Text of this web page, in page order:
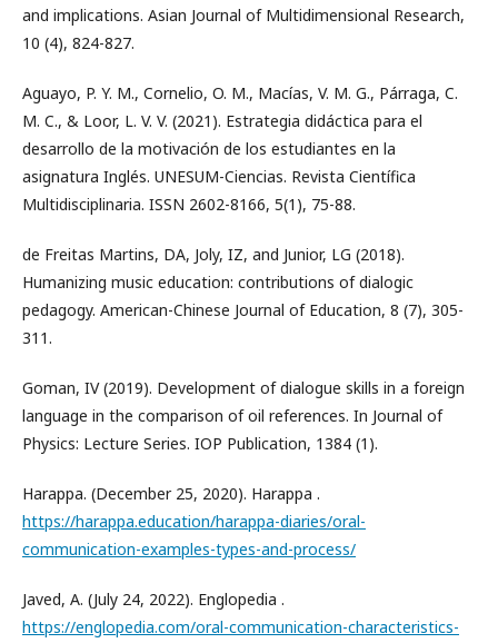
and implications. Asian Journal of Multidimensional Research,
10 (4), 824-827.
Aguayo, P. Y. M., Cornelio, O. M., Macías, V. M. G., Párraga, C.
M. C., & Loor, L. V. V. (2021). Estrategia didáctica para el
desarrollo de la motivación de los estudiantes en la
asignatura Inglés. UNESUM-Ciencias. Revista Científica
Multidisciplinaria. ISSN 2602-8166, 5(1), 75-88.
de Freitas Martins, DA, Joly, IZ, and Junior, LG (2018).
Humanizing music education: contributions of dialogic
pedagogy. American-Chinese Journal of Education, 8 (7), 305-
311.
Goman, IV (2019). Development of dialogue skills in a foreign
language in the comparison of oil references. In Journal of
Physics: Lecture Series. IOP Publication, 1384 (1).
Harappa. (December 25, 2020). Harappa .
https://harappa.education/harappa-diaries/oral-
communication-examples-types-and-process/
Javed, A. (July 24, 2022). Englopedia .
https://englopedia.com/oral-communication-characteristics-